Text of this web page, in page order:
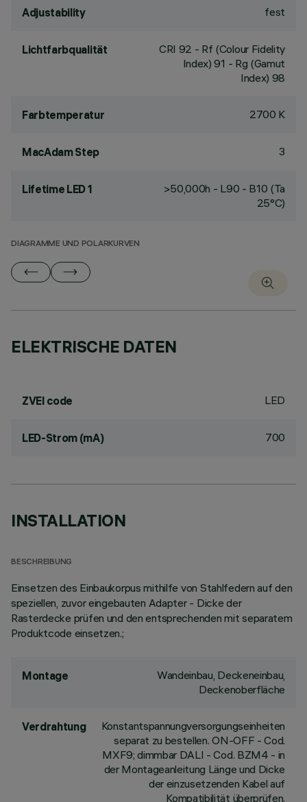
Adjustability fest
Lichtfarbqualität CRI 92 - Rf (Colour Fidelity
Index) 91 - Rg (Gamut
Index) 98
Farbtemperatur 2700 K
MacAdam Step 3
Lifetime LED 1
>50,000h - L90 - B10 (Ta
25°C)
DIAGRAMME UND POLARKURVEN
ELEKTRISCHE DATEN
ZVEI code LED
LED-Strom (mA) 700
INSTALLATION
BESCHREIBUNG
Einsetzen des Einbaukorpus mithilfe von Stahlfedern auf den
speziellen, zuvor eingebauten Adapter - Dicke der
Rasterdecke prüfen und den entsprechenden mit separatem
Produktcode einsetzen.;
Montage
Wandeinbau, Deckeneinbau,
Deckenoberfläche
Verdrahtung
Konstantspannungversorgungseinheiten
separat zu bestellen. ON-OFF - Cod.
MXF9; dimmbar DALI - Cod. BZM4 - in
der Montageanleitung Länge und Dicke
der einzusetzenden Kabel auf
Kompatibilität überprüfen.